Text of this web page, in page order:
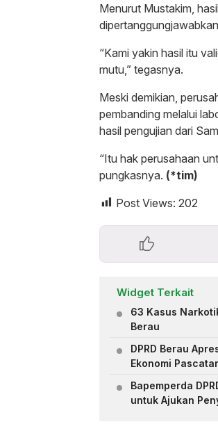
Menurut Mustakim,
“Kami yakin hasil itu
mutu,” tegasnya.
Meski demikian,
pembanding melalui
hasil pengujian dari
“Itu hak perusahaan
pungkasnya. (*tim)
Post Views: 202
Widget Terkait
63 Kasus
Berau
DPRD Berau
Ekonomi
Bapemperda
untuk Ajukan